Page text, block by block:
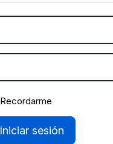
Recordarme
Iniciar sesión